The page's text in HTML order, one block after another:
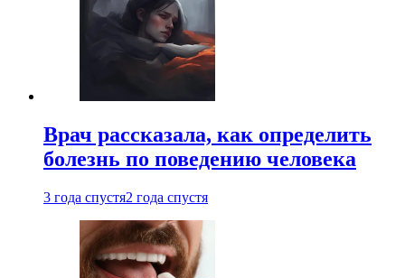
Врач рассказала, как определить
болезнь по поведению человека
3 года спустя2 года спустя